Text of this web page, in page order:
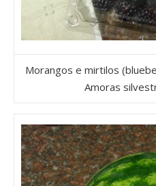
Morangos e mirtilos
Amoras